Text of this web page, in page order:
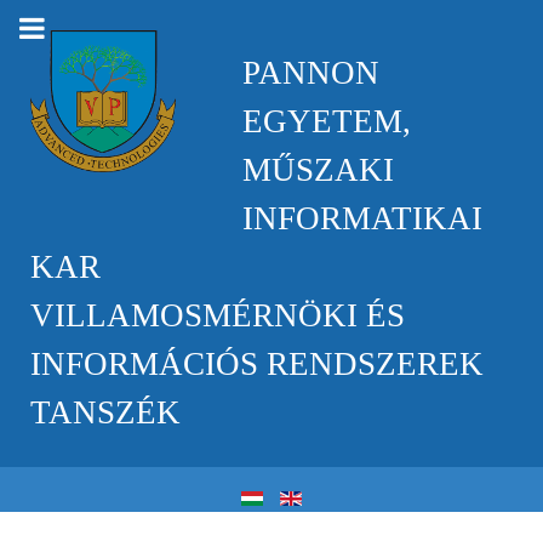
PANNON
EGYETEM,
MŰSZAKI
INFORMATIKAI
KAR
VILLAMOSMÉRNÖKI ÉS
INFORMÁCIÓS RENDSZEREK
TANSZÉK